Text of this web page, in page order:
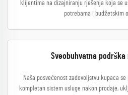
klijentima na dizajniranju rješenja koja se
potrebama i budžetskim
Sveobuhvatna
Naša posvećenost zadovoljstvu kupaca
kompletan sistem usluge nakon prodaje,